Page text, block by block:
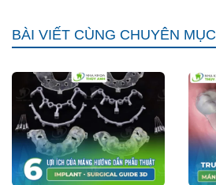
BÀI VIẾT CÙNG CHUYÊN MỤC